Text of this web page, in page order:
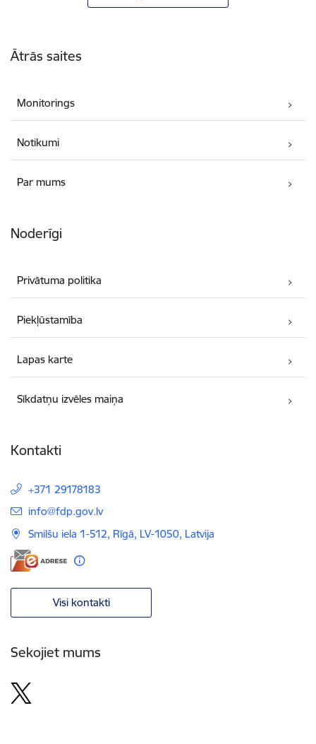
Ātrās saites
Monitorings
Notikumi
Par mums
Noderīgi
Privātuma politika
Piekļūstamība
Lapas karte
Sīkdatņu izvēles maiņa
Kontakti
+371 29178183
E-pasts:
info@fdp.gov.lv
Smilšu iela 1-512, Rīgā, LV-1050, Latvija
Visi kontakti
Sekojiet mums